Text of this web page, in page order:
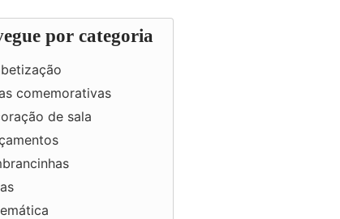
por categoria
comemorativas
de sala